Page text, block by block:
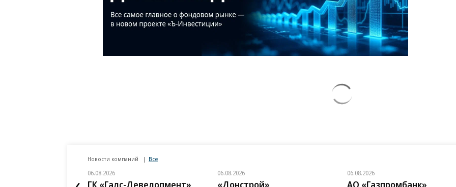
Новости компаний Все
06.08.2026
ГК «Галс-Девелопмент»
06.08.2026
«Донстрой»
06.08.2026
АО «Газпромбанк»